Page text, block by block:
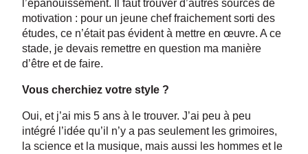
l’épanouissement. Il faut trouver d’autres sources de
motivation : pour un jeune chef fraichement sorti des
études, ce n’était pas évident à mettre en œuvre. A ce
stade, je devais remettre en question ma manière
d’être et de faire.
Vous cherchiez votre style ?
Oui, et j’ai mis 5 ans à le trouver. J’ai peu à peu
intégré l’idée qu’il n’y a pas seulement les grimoires,
la science et la musique, mais aussi les hommes et le